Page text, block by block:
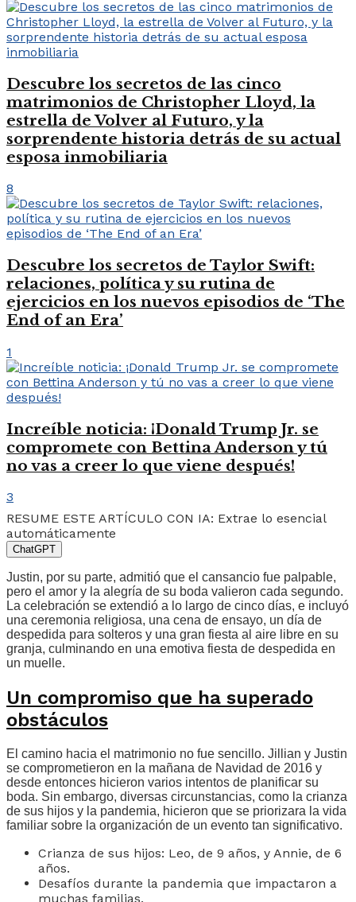
Descubre los secretos de las cinco
matrimonios de Christopher Lloyd, la
estrella de Volver al Futuro, y la
sorprendente historia detrás de su actual
esposa inmobiliaria
8
Descubre los secretos de Taylor Swift:
relaciones, política y su rutina de
ejercicios en los nuevos episodios de ‘The
End of an Era’
1
Increíble noticia: ¡Donald Trump Jr. se
compromete con Bettina Anderson y tú
no vas a creer lo que viene después!
3
RESUME ESTE ARTÍCULO CON IA: Extrae lo esencial
automáticamente
ChatGPT
Justin, por su parte, admitió que el cansancio fue palpable,
pero el amor y la alegría de su boda valieron cada segundo.
La celebración se extendió a lo largo de cinco días, e incluyó
una ceremonia religiosa, una cena de ensayo, un día de
despedida para solteros y una gran fiesta al aire libre en su
granja, culminando en una emotiva fiesta de despedida en
un muelle.
Un compromiso que ha superado
obstáculos
El camino hacia el matrimonio no fue sencillo. Jillian y Justin
se comprometieron en la mañana de Navidad de 2016 y
desde entonces hicieron varios intentos de planificar su
boda. Sin embargo, diversas circunstancias, como la crianza
de sus hijos y la pandemia, hicieron que se priorizara la vida
familiar sobre la organización de un evento tan significativo.
Crianza de sus hijos: Leo, de 9 años, y Annie, de 6
años.
Desafíos durante la pandemia que impactaron a
muchas familias.